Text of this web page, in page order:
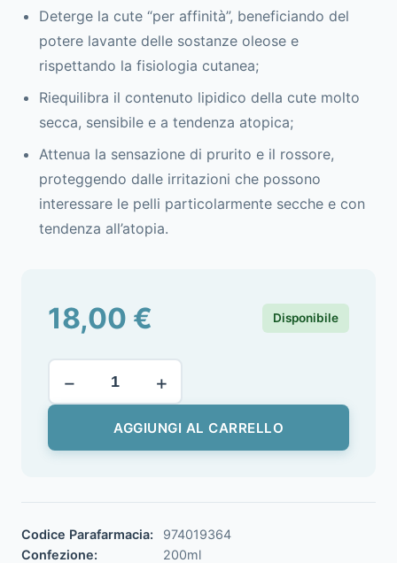
Deterge la cute “per affinità”, beneficiando del
potere lavante delle sostanze oleose e
rispettando la fisiologia cutanea;
Riequilibra il contenuto lipidico della cute molto
secca, sensibile e a tendenza atopica;
Attenua la sensazione di prurito e il rossore,
proteggendo dalle irritazioni che possono
interessare le pelli particolarmente secche e con
tendenza all’atopia.
18,00 € Disponibile
− +
AGGIUNGI AL CARRELLO
Codice Parafarmacia:
974019364
Confezione:
200ml